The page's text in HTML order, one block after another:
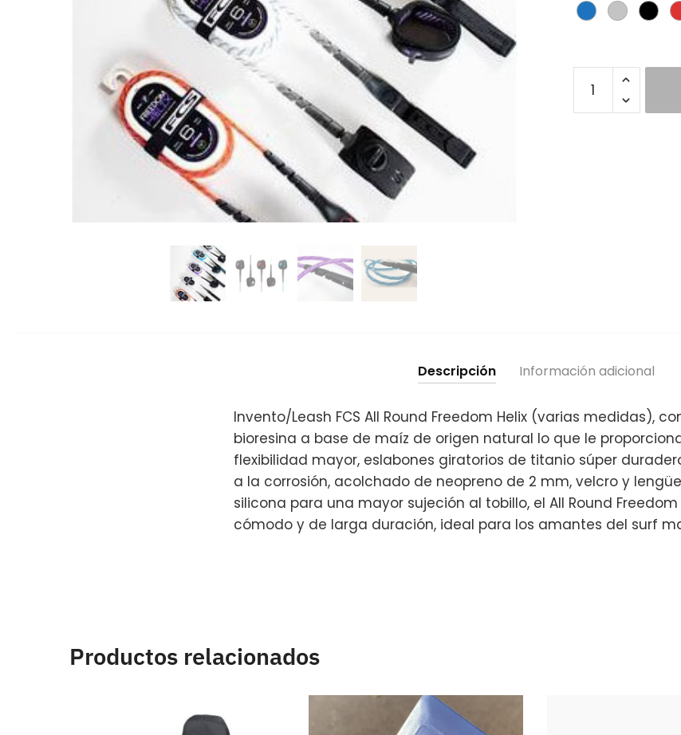
Descripción Información adicional
Invento/Leash FCS All Round Freedom Helix (varias medidas),
bioresina a base de maíz de origen natural lo que le
flexibilidad mayor, eslabones giratorios de titanio súper
a la corrosión, acolchado de neopreno de 2 mm, velcro y
silicona para una mayor sujeción al tobillo, el All Round Freedom
cómodo y de larga duración, ideal para los amantes del surf
Productos relacionados